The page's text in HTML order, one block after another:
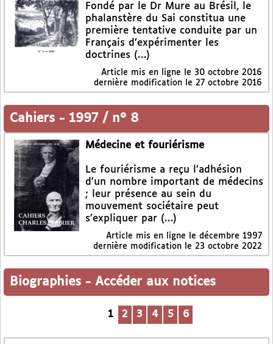
Fondé par le Dr Mure au Brésil, le
phalanstère du Sai constitua une
première tentative conduite par un
Français d’expérimenter les
doctrines (…)
Article mis en ligne le 30 octobre 2016
dernière modification le 27 octobre 2016
Cahiers - 1997 / n° 8
Médecine et fouriérisme
Le fouriérisme a reçu l’adhésion
d’un nombre important de médecins
; leur présence au sein du
mouvement sociétaire peut
s’expliquer par (…)
Article mis en ligne le décembre 1997
dernière modification le 23 octobre 2022
Biographies - Accéder aux notices
1 2 3 4 5 6